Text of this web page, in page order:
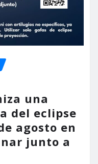
una
del eclipse
agosto en
junto a